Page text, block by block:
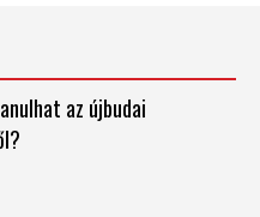
az újbudai